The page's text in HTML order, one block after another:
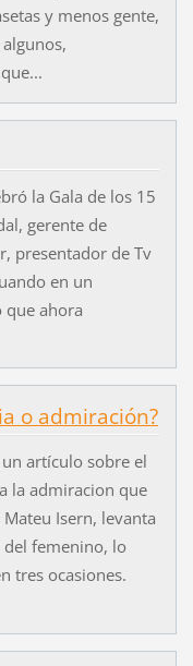
y menos gente,
la Gala de los 15
gerente de
presentador de Tv
en un
que ahora
o admiración?
artículo sobre el
la admiracion que
Isern, levanta
del femenino, lo
tres ocasiones.